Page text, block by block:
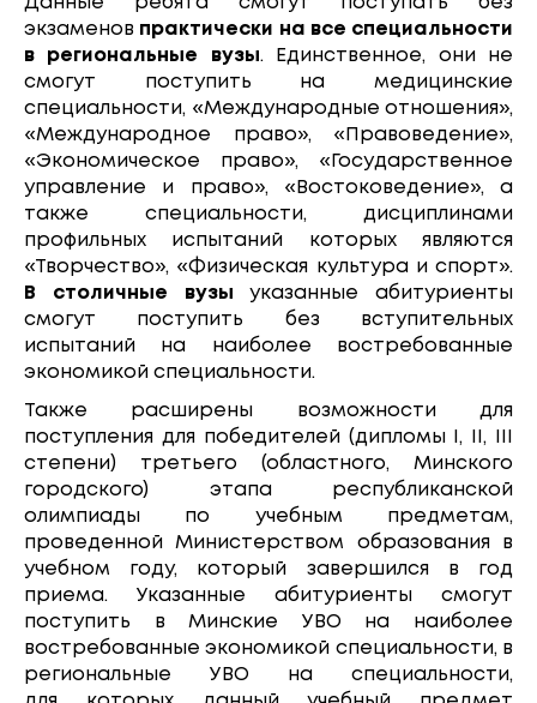
экзаменов практически на все специальности
в региональные вузы. Единственное, они не
смогут поступить на медицинские
специальности, «Международные отношения»,
«Международное право», «Правоведение»,
«Экономическое право», «Государственное
управление и право», «Востоковедение», а
также специальности, дисциплинами
профильных испытаний которых являются
«Творчество», «Физическая культура и спорт».
В столичные вузы указанные абитуриенты
смогут поступить без вступительных
испытаний на наиболее востребованные
экономикой специальности.
Также расширены возможности для
поступления для победителей (дипломы I, II, III
степени) третьего (областного, Минского
городского) этапа республиканской
олимпиады по учебным предметам,
проведенной Министерством образования в
учебном году, который завершился в год
приема. Указанные абитуриенты смогут
поступить в Минские УВО на наиболее
востребованные экономикой специальности, в
региональные УВО на специальности,